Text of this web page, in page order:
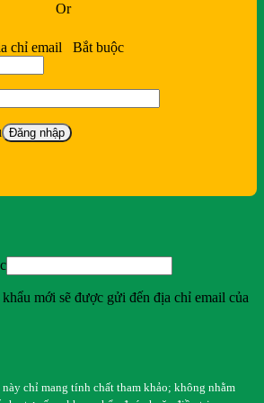
Or
chỉ email Bắt buộc
Đăng nhập
mới sẽ được gửi đến địa chỉ email của
chỉ mang tính chất tham khảo; không nhằm